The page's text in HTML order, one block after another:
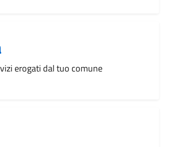
erogati dal tuo comune